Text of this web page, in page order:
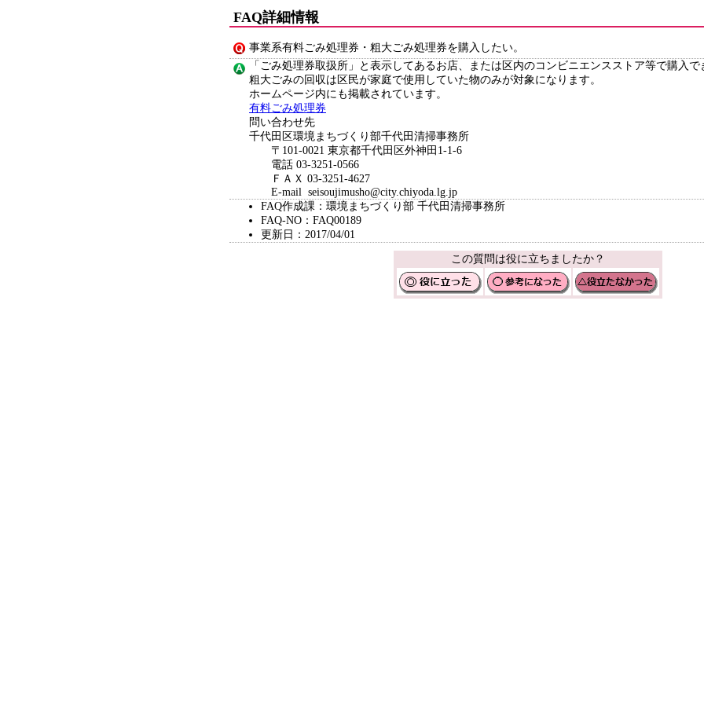
FAQ詳細情報
事業系有料ごみ処理券・粗大ごみ処理券を購入したい。
「ごみ処理券取扱所」と表示してあるお店、または区内のコンビニエンスストア等で購入で
粗大ごみの回収は区民が家庭で使用していた物のみが対象になります。
ホームページ内にも掲載されています。
有料ごみ処理券
問い合わせ先
千代田区環境まちづくり部千代田清掃事務所
〒101-0021 東京都千代田区外神田1-1-6
電話 03-3251-0566
ＦＡＸ 03-3251-4627
E-mail seisoujimusho@city.chiyoda.lg.jp
FAQ作成課：環境まちづくり部 千代田清掃事務所
FAQ-NO：FAQ00189
更新日：2017/04/01
この質問は役に立ちましたか？